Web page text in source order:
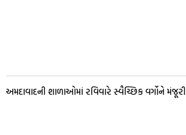
અમદાવાદની શાળાઓમાં રવિવારે સ્વૈચ્છિક વર્ગોને મંજૂરી